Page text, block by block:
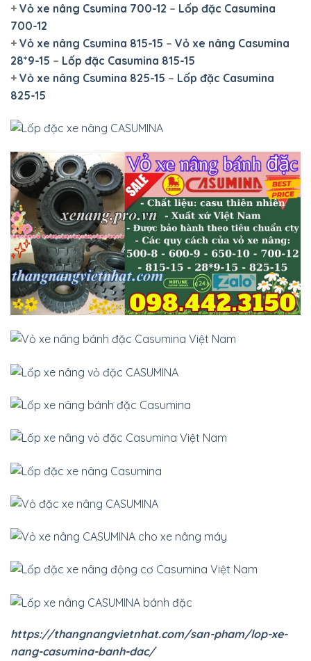
+ Vỏ xe nâng Csumina 700-12 – Lốp đặc Casumina
700-12
+ Vỏ xe nâng Csumina 815-15 – Vỏ xe nâng Casumina
28*9-15 – Lốp đặc Casumina 815-15
+ Vỏ xe nâng Csumina 825-15 – Lốp đặc Casumina
825-15
https://thangnangvietnhat.com/san-pham/lop-xe-
nang-casumina-banh-dac/